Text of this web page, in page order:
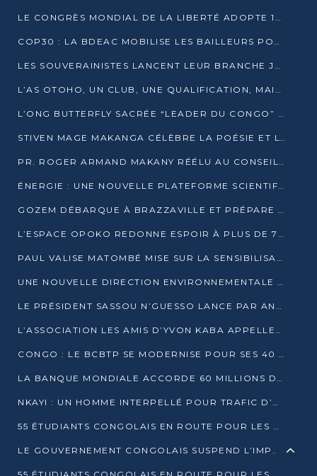
LE CONGRÈS MONDIAL DE LA LIBERTÉ ADOPTE 14 RÉSOLUTIONS HISTORIQUES
COP30 : LA BDEAC MOBILISE LES BAILLEURS POUR LE FONDS BLEU DU BASSIN DU CONGO
LES SOUVERAINISTES LANCENT LEUR BRANCHE JEUNE À BRAZZAVILLE
L’AS OTOHO, UN CLUB, UNE QUALIFICATION, MAIS ENCORE DES DOUTES
L’ONG BUTTERFLY SACRÉE “LEADER DU CONGO” AU PRIX D’EXCELLENCE 2025
STIVEN MAGE MAKANGA CÉLÈBRE LA POÉSIE ET L’HUMAIN AVEC SON RECUEIL “HECTARE”
PR. ROGER ARMAND MAKANY RÉÉLU AU CONSEIL DE L’AUF
ÉNERGIE : UNE NOUVELLE PLATEFORME SCIENTIFIQUE POUR LA TRANSITION ÉNERGÉTIQUE EN AFRIQUE CENTRALE
GOZEM DÉBARQUE À BRAZZAVILLE ET PRÉPARE SON ARRIVÉE À POINTE-NOIRE
L’ESPACE OPOKO REDONNE ESPOIR À PLUS DE 775 ÉLÈVES AUTOCHTONES DANS LE NORD DU CONGO
PAUL VALISE MATOMBÉ MISE SUR LA SENSIBILISATION POUR ÉRAQUER LE GRAND BANDITISME
UNE NOUVELLE DIRECTION ENVIRONNEMENTALE POUR RENFORCER LA GESTION DES DONNÉES AU CONGO
LE PRÉSIDENT SASSOU N’GUESSO LANCE PAR ANTICIPATION LA 39ÈME JOURNÉE NATIONALE DE L’ARBRE
L’ASSOCIATION LES AMIS D’YVON KABA APPELLENT DENIS SASSOU N’GUESSO À SE PORTER CANDIDAT
CONGO : LE BCBTP SE MODERNISE POUR SES 40 ANS D’EXISTENCE
LA BANQUE MONDIALE ACCORDE 60 MILLIONS DE DOLLARS POUR LA RÉSILIENCE URBAINE AU CONGO
NKAYI : UN HOMME INTERPELLÉ POUR TRAFIC D’UN BÉBÉ CHIMPANZÉ
55 ÉTUDIANTS CONGOLAIS EN ROUTE POUR LES UNIVERSITÉS ALGÉRIENNES
LE GOUVERNEMENT CONGOLAIS SUSPEND L’IMPORTATION DES MACHETTES ET DES MOTOS